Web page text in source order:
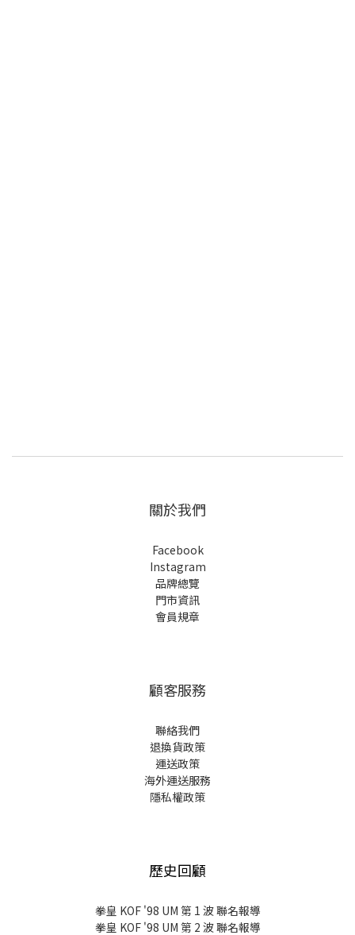
關於我們
Facebook
Instagram
品牌總覽
門市資訊
會員規章
顧客服務
聯絡我們
退換貨政策
運送政策
海外運送服務
隱私權政策
歷史回顧
拳皇 KOF '98 UM 第 1 波 聯名報導
拳皇 KOF '98 UM 第 2 波 聯名報導